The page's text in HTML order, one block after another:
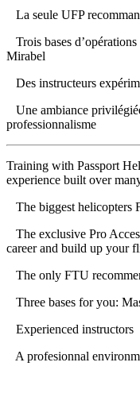
La seule UFP
Trois bases
Mirabel
Des instructeurs
Une ambiance
professionnalisme
Training with Passport
experience built over
The biggest helicopters
The exclusive Pro
career and build up your
The only FTU
Three bases for you:
Experienced instructors
A profesionnal